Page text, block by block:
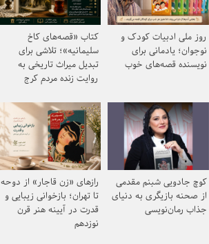
روز ملی ادبیات کودک و
نوجوان؛ یادمانی برای
نویسنده قصه‌های خوب
کتاب «قصه‌های کاخ
سلیمانیه»؛ تلاشی برای
تبدیل میراث تاریخی به
روایت زنده مردم کرج
کوچ جادویی شبنم مقدمی
از صحنه بازیگری به دنیای
جذاب رمان‌نویسی
رازهای «زن قاجار» از دوحه
تا تهران؛ بازخوانی زیبایی و
قدرت در آیینه هنر قرن
نوزدهم